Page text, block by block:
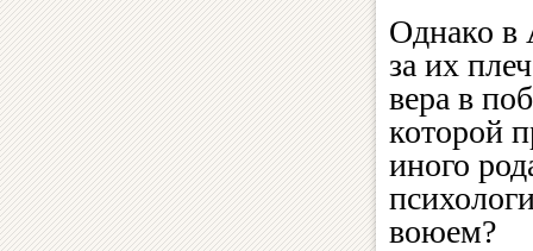
Однако в
за их
вера в
которой
иного
воюем?